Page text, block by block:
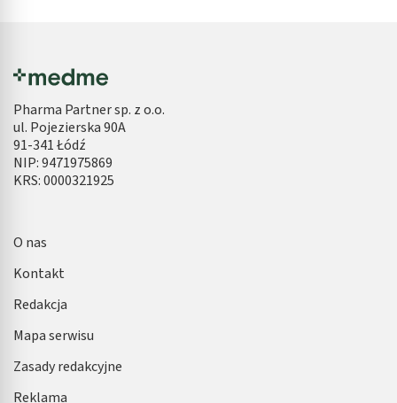
wywołane infekcją wirusową lub bakteryjną.
Zapalenie krtani objawia się bardzo
podobnie, jednak dodatkowo występuje
szczekający kaszel, uczucie suchości w
ustach oraz częsta utrata głosu.
również u dorosłych. U dzieci częste
ze
która jest podatna na wnikanie
są;infekcje
Pharma Partner sp. z o.o.
ul. Pojezierska 90A
91-341 Łódź
NIP: 9471975869
KRS: 0000321925
O nas
Kontakt
Redakcja
Mapa serwisu
Zasady redakcyjne
Reklama